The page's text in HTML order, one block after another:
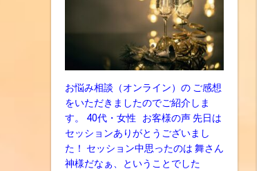
お悩み相談（オンライン）の ご感想
をいただきましたのでご紹介しま
す。 40代・女性 お客様の声 先日は
セッションありがとうございまし
た！ セッション中思ったのは 舞さん
神様だなぁ、ということでした